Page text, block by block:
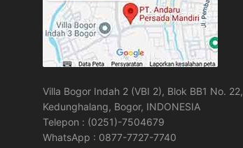
Villa Bogor Indah 2 (VBI 2), Blok BB1 No. 22,
Kedunghalang, Bogor, INDONESIA
Telepon : (0251)-7504679
WhatsApp : 0877-7727-7740